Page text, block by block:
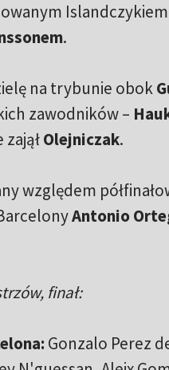
Islandczykiem
.
na trybunie obok
zawodników –
zająłOlejniczak.
względem
Antonio
finał:
Gonzalo Perez